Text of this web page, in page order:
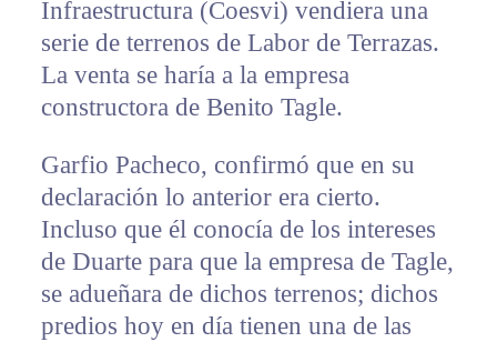
Infraestructura (Coesvi) vendiera una
serie de terrenos de Labor de Terrazas.
La venta se haría a la empresa
constructora de Benito Tagle.
Garfio Pacheco, confirmó que en su
declaración lo anterior era cierto.
Incluso que él conocía de los intereses
de Duarte para que la empresa de Tagle,
se adueñara de dichos terrenos; dichos
predios hoy en día tienen una de las